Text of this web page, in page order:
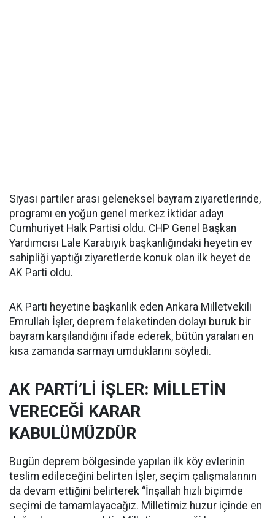
Siyasi partiler arası geleneksel bayram ziyaretlerinde,
programı en yoğun genel merkez iktidar adayı
Cumhuriyet Halk Partisi oldu. CHP Genel Başkan
Yardımcısı Lale Karabıyık başkanlığındaki heyetin ev
sahipliği yaptığı ziyaretlerde konuk olan ilk heyet de
AK Parti oldu.
AK Parti heyetine başkanlık eden Ankara Milletvekili
Emrullah İşler, deprem felaketinden dolayı buruk bir
bayram karşılandığını ifade ederek, bütün yaraları en
kısa zamanda sarmayı umduklarını söyledi.
AK PARTİ’Lİ İŞLER: MİLLETİN
VERECEĞİ KARAR
KABULÜMÜZDÜR
Bugün deprem bölgesinde yapılan ilk köy evlerinin
teslim edileceğini belirten İşler, seçim çalışmalarının
da devam ettiğini belirterek “İnşallah hızlı biçimde
seçimi de tamamlayacağız. Milletimiz huzur içinde en